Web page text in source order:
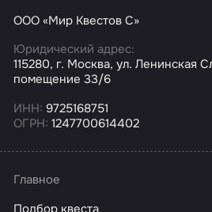
ООО «Мир Квестов С»
Юридический адрес:
115280, г. Москва, ул. Ленинская
помещение 33/6
ИНН: 9725168751
ОГРН: 1247700614402
Главное
Подбор квеста